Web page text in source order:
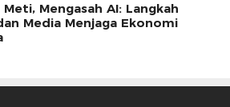
Mengasah AI: Langkah
Media Menjaga Ekonomi